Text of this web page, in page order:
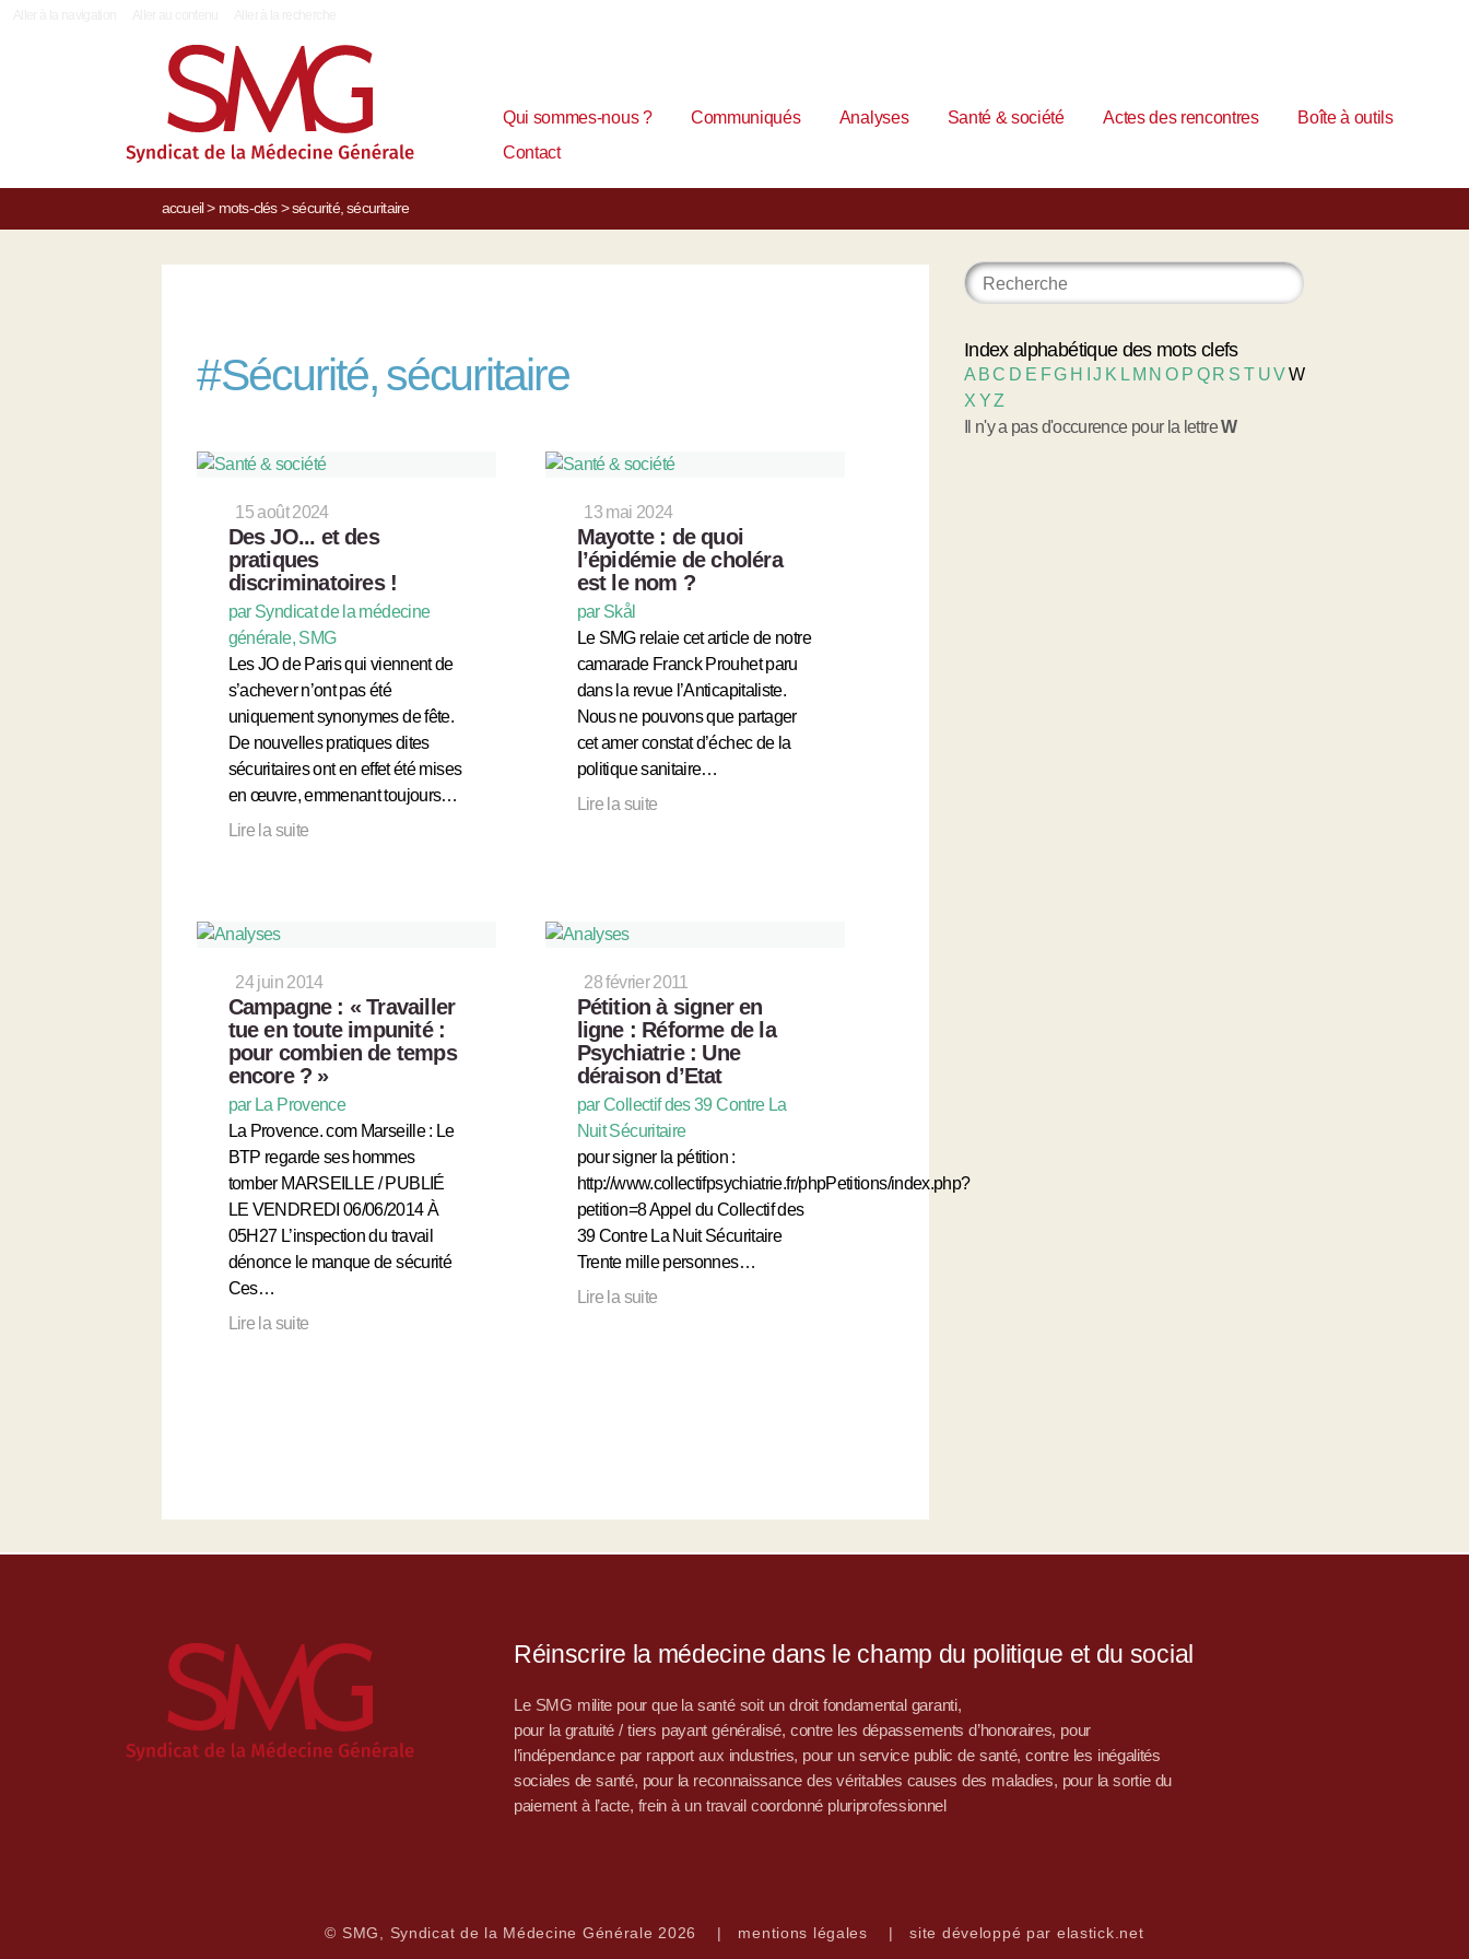
Qui sommes-nous ? Communiqués Analyses Santé & société Actes des rencontres
Boîte à outils
Contact
accueil> mots-clés> sécurité, sécuritaire
#Sécurité, sécuritaire
15 août 2024
Des JO... et des
pratiques
discriminatoires !
par Syndicat de la médecine
générale, SMG
Les JO de Paris qui viennent de
s’achever n’ont pas été
uniquement synonymes de fête.
De nouvelles pratiques dites
sécuritaires ont en effet été mises
en œuvre, emmenant toujours…
Lire la suite
13 mai 2024
Mayotte : de quoi
l’épidémie de choléra
est le nom ?
par Skål
Le SMG relaie cet article de notre
camarade Franck Prouhet paru
dans la revue l’Anticapitaliste.
Nous ne pouvons que partager
cet amer constat d’échec de la
politique sanitaire…
Lire la suite
24 juin 2014
Campagne : « Travailler
tue en toute impunité :
pour combien de temps
encore ? »
par La Provence
La Provence. com Marseille : Le
BTP regarde ses hommes
tomber MARSEILLE / PUBLIÉ
LE VENDREDI 06/06/2014 À
05H27 L’inspection du travail
dénonce le manque de sécurité
Ces…
Lire la suite
28 février 2011
Pétition à signer en
ligne : Réforme de la
Psychiatrie : Une
déraison d’Etat
par Collectif des 39 Contre La
Nuit Sécuritaire
pour signer la pétition :
http://www.collectifpsychiatrie.fr/phpPetitions/index.php?
petition=8 Appel du Collectif des
39 Contre La Nuit Sécuritaire
Trente mille personnes…
Lire la suite
Index alphabétique des mots clefs
A BC D E FG H IJ K L M NO P Q R S T UVW
X YZ
Il n'y a pas d'occurence pour la lettreW
Réinscrire la médecine dans le champ du politique et du social
Le SMG milite pour que la santé soit un droit fondamental garanti,
pour la gratuité / tiers payant généralisé, contre les dépassements d’honoraires, pour
l’indépendance par rapport aux industries, pour un service public de santé, contre les inégalités
sociales de santé, pour la reconnaissance des véritables causes des maladies, pour la sortie du
paiement à l’acte, frein à un travail coordonné pluriprofessionnel
© SMG, Syndicat de la Médecine Générale 2026 | mentions légales | site développé par elastick.net